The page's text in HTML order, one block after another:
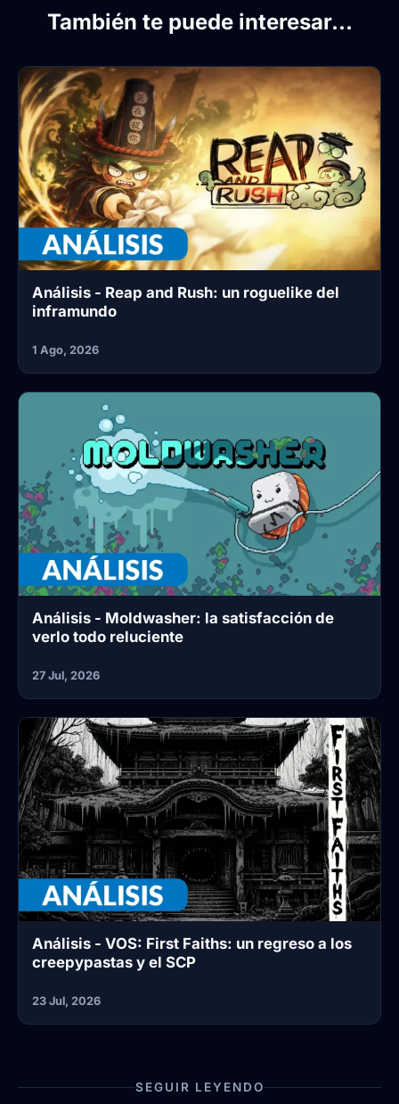
También te puede interesar...
Análisis - Reap and Rush: un roguelike del
inframundo
1 Ago, 2026
Análisis - Moldwasher: la satisfacción de
verlo todo reluciente
27 Jul, 2026
Análisis - VOS: First Faiths: un regreso a los
creepypastas y el SCP
23 Jul, 2026
SEGUIR LEYENDO